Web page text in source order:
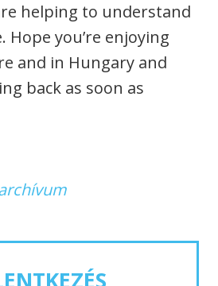
helping to understand
Hope you’re enjoying
and in Hungary and
back as soon as